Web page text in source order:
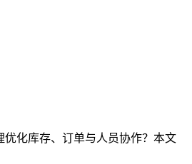
化库存、订单与人员协作？本文